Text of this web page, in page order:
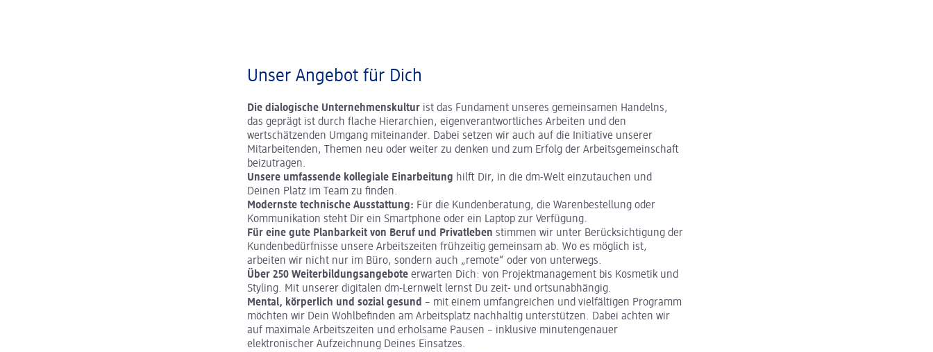
Unser Angebot für Dich
Die dialogische Unternehmenskultur ist das Fundament unseres gemeinsamen Handelns,
das geprägt ist durch flache Hierarchien, eigenverantwortliches Arbeiten und den
wertschätzenden Umgang miteinander. Dabei setzen wir auch auf die Initiative unserer
Mitarbeitenden, Themen neu oder weiter zu denken und zum Erfolg der Arbeitsgemeinschaft
beizutragen.
Unsere umfassende kollegiale Einarbeitung hilft Dir, in die dm-Welt einzutauchen und
Deinen Platz im Team zu finden.
Modernste technische Ausstattung: Für die Kundenberatung, die Warenbestellung oder
Kommunikation steht Dir ein Smartphone oder ein Laptop zur Verfügung.
Für eine gute Planbarkeit von Beruf und Privatleben stimmen wir unter Berücksichtigung der
Kundenbedürfnisse unsere Arbeitszeiten frühzeitig gemeinsam ab. Wo es möglich ist,
arbeiten wir nicht nur im Büro, sondern auch „remote“ oder von unterwegs.
Über 250 Weiterbildungsangebote erwarten Dich: von Projektmanagement bis Kosmetik und
Styling. Mit unserer digitalen dm-Lernwelt lernst Du zeit- und ortsunabhängig.
Mental, körperlich und sozial gesund – mit einem umfangreichen und vielfältigen Programm
möchten wir Dein Wohlbefinden am Arbeitsplatz nachhaltig unterstützen. Dabei achten wir
auf maximale Arbeitszeiten und erholsame Pausen – inklusive minutengenauer
elektronischer Aufzeichnung Deines Einsatzes.